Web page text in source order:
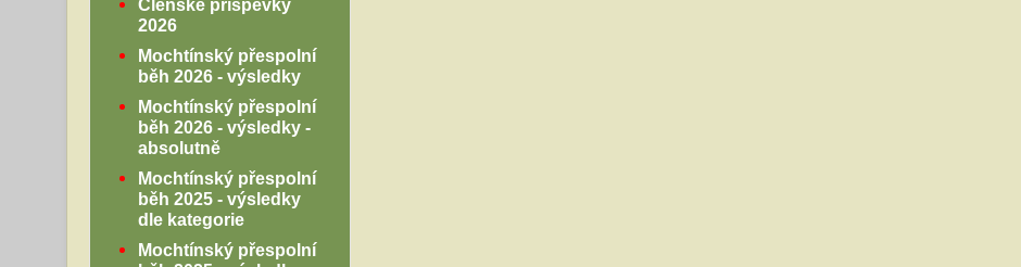
Členské příspěvky
2026
Mochtínský přespolní
běh 2026 - výsledky
Mochtínský přespolní
běh 2026 - výsledky -
absolutně
Mochtínský přespolní
běh 2025 - výsledky
dle kategorie
Mochtínský přespolní